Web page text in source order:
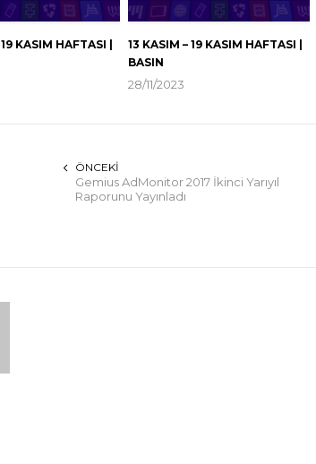
KASIM HAFTASI |
13 KASIM – 19 KASIM HAFTASI |
BASIN
28/11/2023
ÖNCEKI
Gemius AdMonitor 2017 İkinci Yarıyıl
Raporunu Yayınladı